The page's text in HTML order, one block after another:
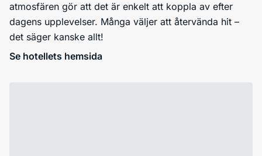
atmosfären gör att det är enkelt att koppla av efter
dagens upplevelser. Många väljer att återvända hit –
det säger kanske allt!
Se hotellets hemsida